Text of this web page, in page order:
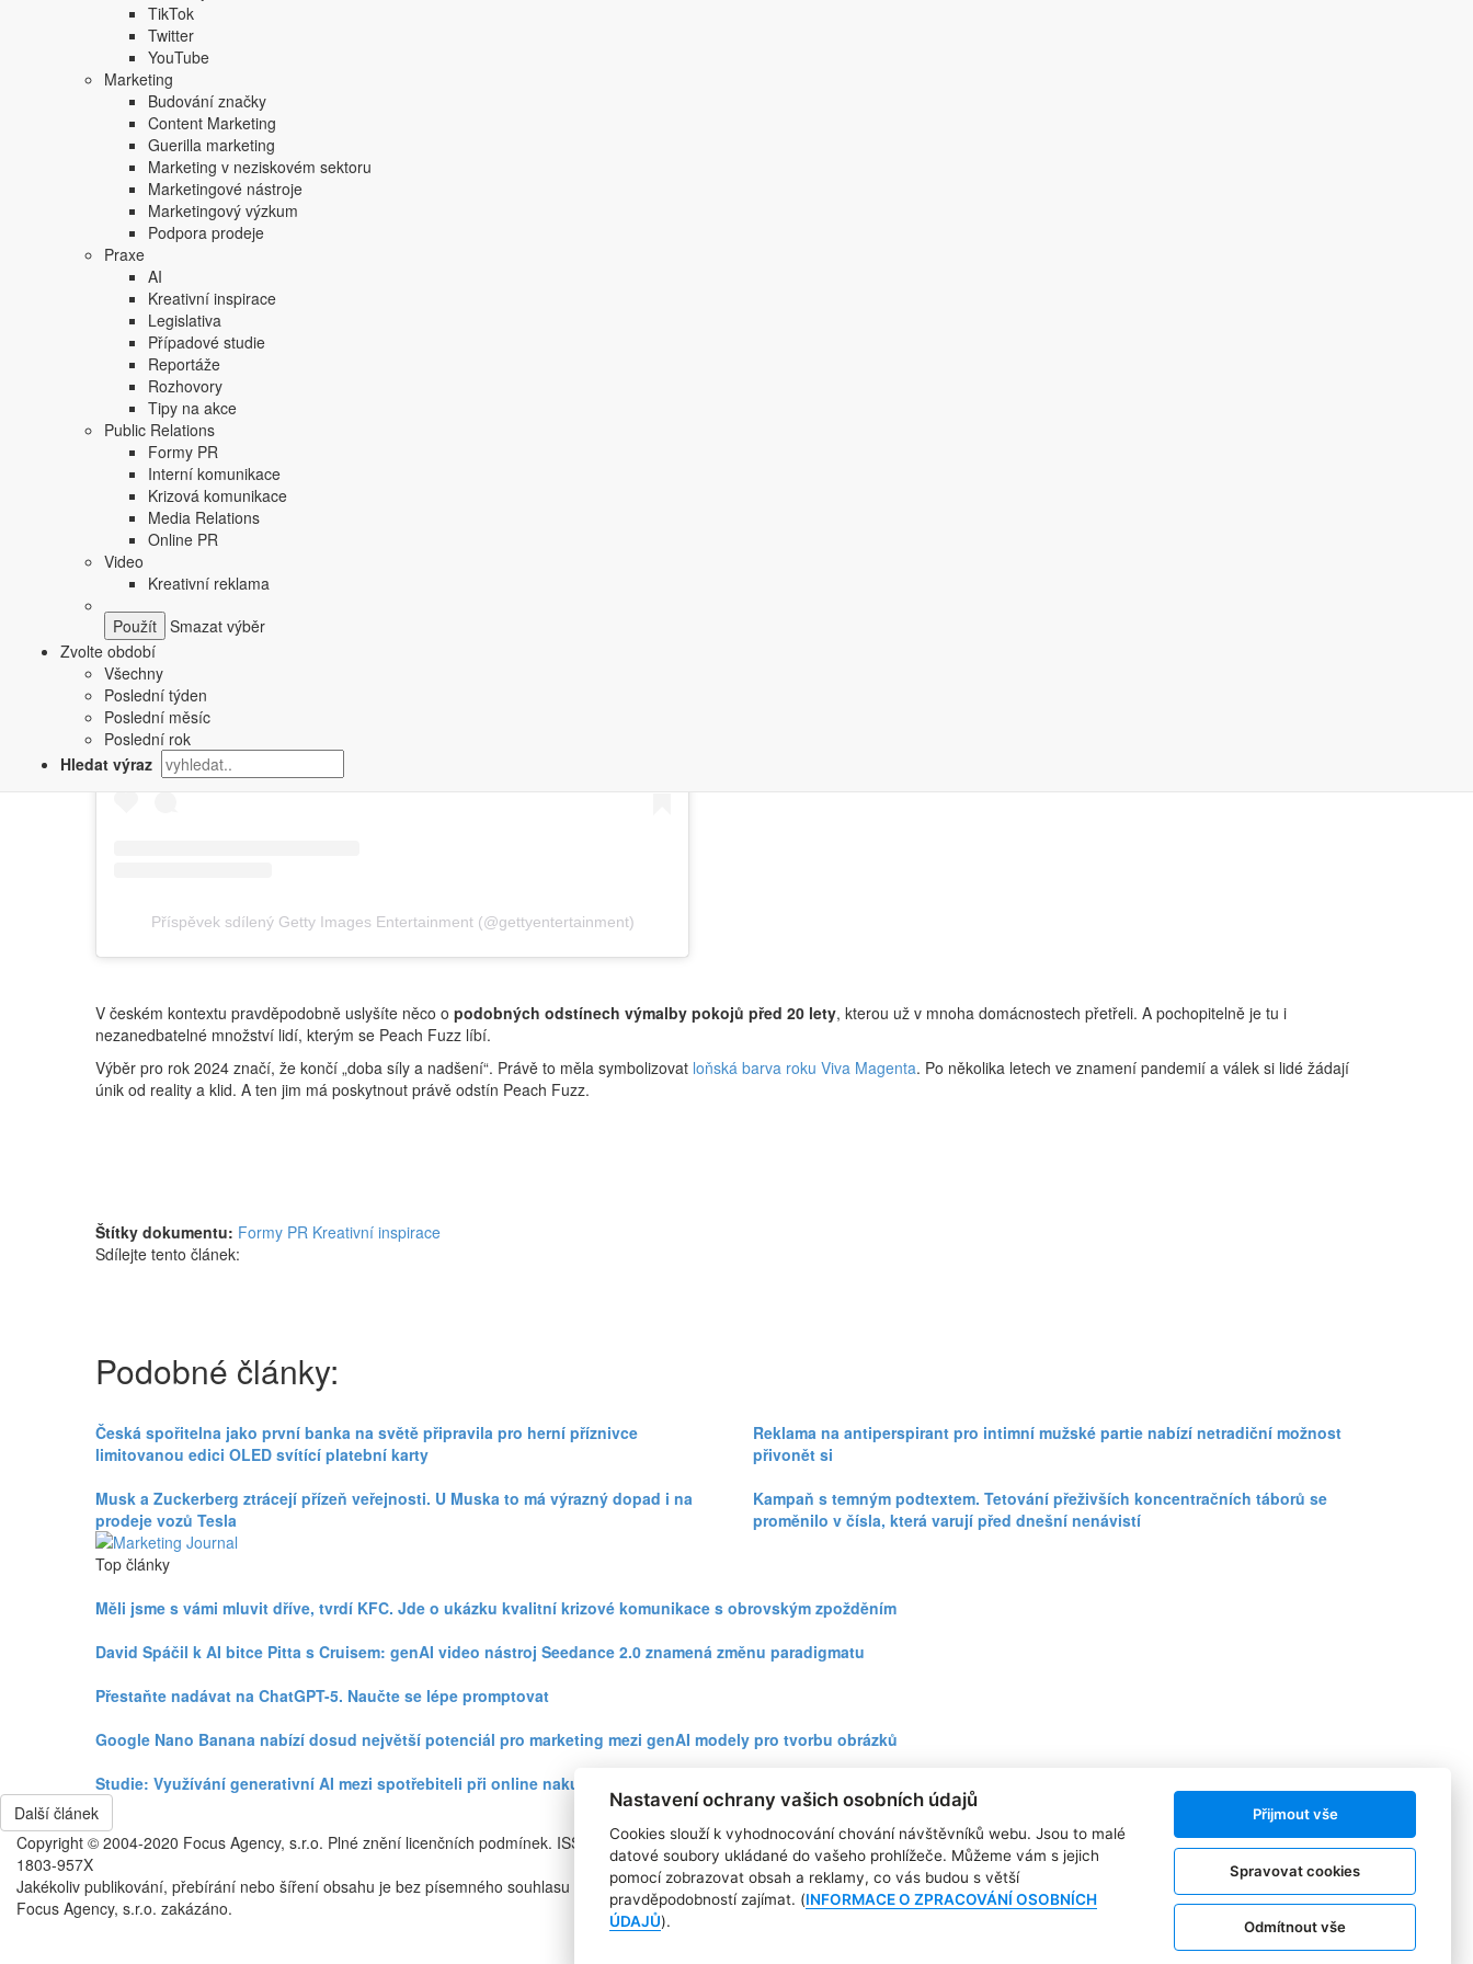
TikTok
Twitter
YouTube
Marketing
Budování značky
Content Marketing
Guerilla marketing
Marketing v neziskovém sektoru
Marketingové nástroje
Marketingový výzkum
Podpora prodeje
Praxe
AI
Kreativní inspirace
Legislativa
Případové studie
Reportáže
Rozhovory
Tipy na akce
Public Relations
Formy PR
Interní komunikace
Krizová komunikace
Media Relations
Online PR
Video
Kreativní reklama
Smazat výběr
Zvolte období
Všechny
Poslední týden
Poslední měsíc
Poslední rok
Hledat výraz
Při hledání odstínu, který by odrážel naši vrozenou touhu po blízkosti a spojení, jsme zvolili barvu, která
eleganci. Odstín,
„V době zmatků v mnoha oblastech našeho života je
Připomínáme si, že důležitou součástí plnohodnotného života je dobré zdraví, vytrvalost a síla, abychom si ho mohli užívat… Potřebovali jsme barvu, jejíž jemná lehkost a vzdušná
přítomnost nás povznese do budoucnosti,"
Komentáře na sociálních sítích se pochopitelně různí. Někdo považuje Peach Fuzz za
Oscarech se to snažil vyvrátit ve smokingovém saku podobného odstínu herec Dwayne „The Rock“ Johnson.
Příspěvek sdílený Getty Images Entertainment (@gettyentertainment)
V českém kontextu pravděpodobně uslyšíte něco o podobných odstínech výmalby pokojů před 20 lety, kterou už v mnoha domácnostech přetřeli. A pochopitelně je tu i
nezanedbatelné množství lidí, kterým se Peach Fuzz líbí.
Výběr pro rok 2024 značí, že končí „doba síly a nadšení“. Právě to měla symbolizovat loňská barva roku Viva Magenta. Po několika letech ve znamení pandemií a válek si lidé žádají
únik od reality a klid. A ten jim má poskytnout právě odstín Peach Fuzz.
Štítky dokumentu: Formy PR Kreativní inspirace
Sdílejte tento článek:
Podobné články:
Česká spořitelna jako první banka na světě připravila pro herní příznivce
limitovanou edici OLED svítící platební karty
Reklama na antiperspirant pro intimní mužské partie nabízí netradiční možnost
přivonět si
Musk a Zuckerberg ztrácejí přízeň veřejnosti. U Muska to má výrazný dopad i na
prodeje vozů Tesla
Kampaň s temným podtextem. Tetování přeživších koncentračních táborů se
proměnilo v čísla, která varují před dnešní nenávistí
Top články
Měli jsme s vámi mluvit dříve, tvrdí KFC. Jde o ukázku kvalitní krizové komunikace s obrovským zpožděním
David Spáčil k AI bitce Pitta s Cruisem: genAI video nástroj Seedance 2.0 znamená změnu paradigmatu
Přestaňte nadávat na ChatGPT-5. Naučte se lépe promptovat
Google Nano Banana nabízí dosud největší potenciál pro marketing mezi genAI modely pro tvorbu obrázků
Studie: Využívání generativní AI mezi spotřebiteli při online nakupování prudce roste
Další článek
Copyright © 2004-2020 Focus Agency, s.r.o. Plné znění licenčních podmínek. ISSN
1803-957X
Jakékoliv publikování, přebírání nebo šíření obsahu je bez písemného souhlasu
Focus Agency, s.r.o. zakázáno.
RSS 1
Štítky
Zpracování osobních údajů
Pro inzerenty
Sledujte nás:
Nastavení ochrany vašich osobních údajů
Cookies slouží k vyhodnocování chování návštěvníků webu. Jsou to malé
datové soubory ukládané do vašeho prohlížeče. Můžeme vám s jejich
pomocí zobrazovat obsah a reklamy, co vás budou s větší
pravděpodobností zajímat. (INFORMACE O ZPRACOVÁNÍ OSOBNÍCH
ÚDAJŮ).
Přijmout vše
Spravovat cookies
Odmítnout vše